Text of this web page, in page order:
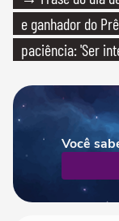
e ganhador do
paciência: 'Ser
Você